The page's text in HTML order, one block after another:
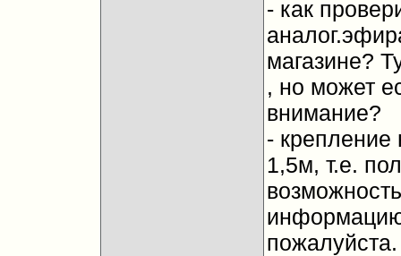
- как
магазине?
, но может
внимание?
- крепление
1,5м, т.е.
пожалуйста.